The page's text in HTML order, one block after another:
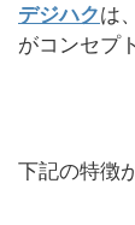
デジハクは、
がコンセプ
下記の特徴